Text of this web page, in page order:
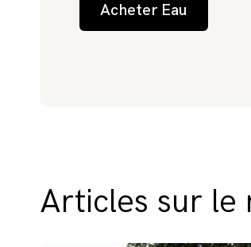
Acheter Eau
Articles sur le